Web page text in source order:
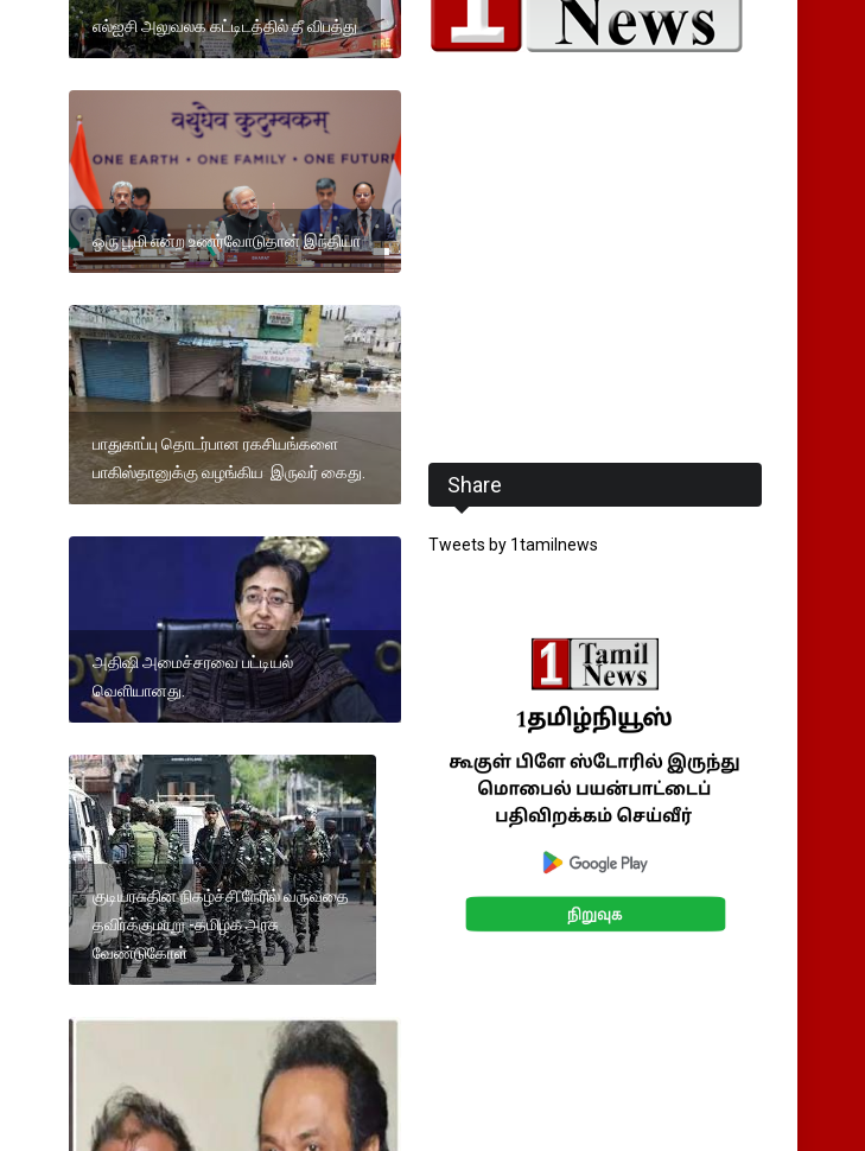
எல்ஐசி அலுவலக கட்டிடத்தில் தீ விபத்து
ஒரு பூமி என்ற உணர்வோடுதான் இந்தியா
பாதுகாப்பு தொடர்பான ரகசியங்களை
பாகிஸ்தானுக்கு வழங்கிய இருவர் கைது.
அதிஷி அமைச்சரவை பட்டியல்
வெளியானது.
குடியரசுதின நிகழ்ச்சி நேரில் வருவதை
தவிர்க்குமாறு -தமிழக அரசு
வேண்டுகோள்
Share
Tweets by 1tamilnews